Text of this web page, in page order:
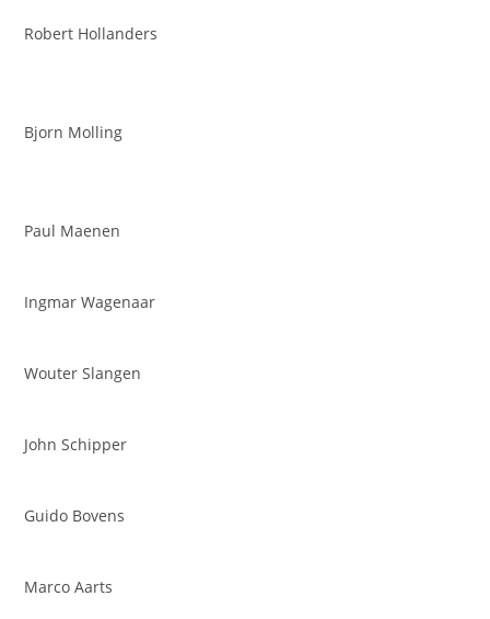
Robert Hollanders
Bjorn Molling
Paul Maenen
Ingmar Wagenaar
Wouter Slangen
John Schipper
Guido Bovens
Marco Aarts